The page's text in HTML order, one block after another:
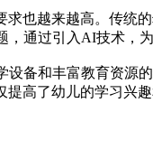
也越来越高。传
通过引入AI技术，
备和丰富教育资
高了幼儿的学习兴